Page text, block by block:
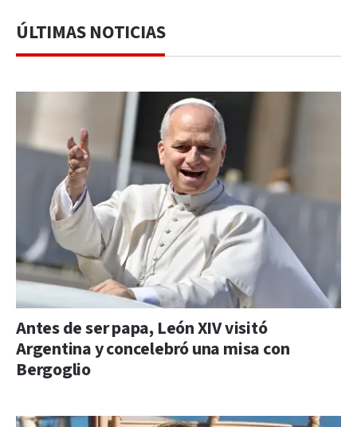
ÚLTIMAS NOTICIAS
Antes de ser papa, León XIV visitó
Argentina y concelebró una misa con
Bergoglio